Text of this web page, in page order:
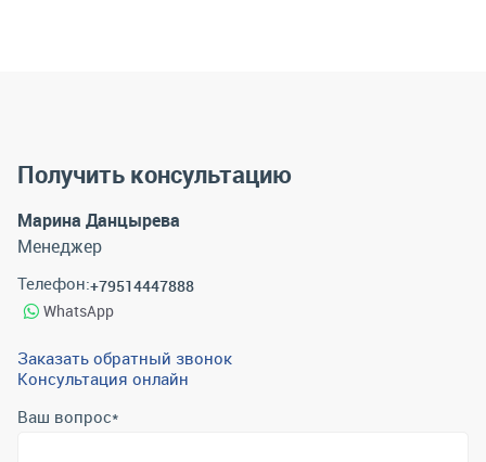
Получить консультацию
Марина Данцырева
Менеджер
Телефон:+79514447888
WhatsApp
Заказать обратный звонок
Консультация онлайн
Ваш вопрос*